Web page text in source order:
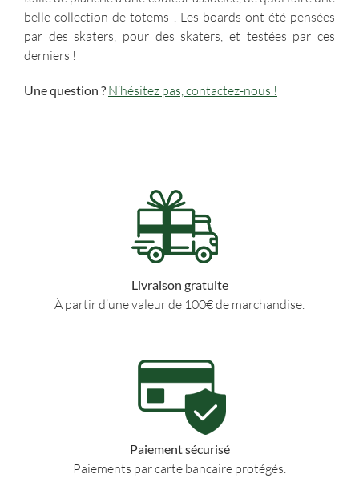
belle collection de totems ! Les boards ont été pensées
par des skaters, pour des skaters, et testées par ces
derniers !
Une question ? N’hésitez pas, contactez-nous !
Livraison gratuite
À partir d’une valeur de 100€ de marchandise.
Paiement sécurisé
Paiements par carte bancaire protégés.